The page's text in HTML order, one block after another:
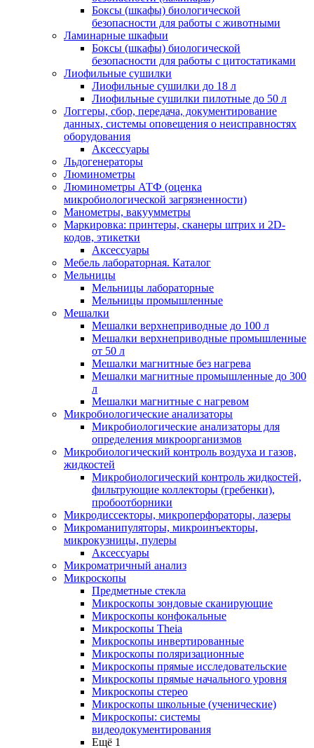
Боксы (шкафы) биологической
безопасности для работы с животными
Ламинарные шкафыи
Боксы (шкафы) биологической
безопасности для работы с цитостатиками
Лиофильные сушилки
Лиофильные сушилки до 18 л
Лиофильные сушилки пилотные до 50 л
Логгеры, сбор, передача, документирование
данных, системы оповещения о неисправностях
оборудования
Аксессуары
Льдогенераторы
Люминометры
Люминометры АТФ (оценка
микробиологической загрязненности)
Манометры, вакуумметры
Маркировка: принтеры, сканеры штрих и 2D-
кодов, этикетки
Аксессуары
Мебель лабораторная. Каталог
Мельницы
Мельницы лабораторные
Мельницы промышленные
Мешалки
Мешалки верхнеприводные до 100 л
Мешалки верхнеприводные промышленные
от 50 л
Мешалки магнитные без нагрева
Мешалки магнитные промышленные до 300
л
Мешалки магнитные с нагревом
Микробиологические анализаторы
Микробиологические анализаторы для
определения микроорганизмов
Микробиологический контроль воздуха и газов,
жидкостей
Микробиологический контроль жидкостей,
фильтрующие коллекторы (гребенки),
пробоотборники
Микродиссекторы, микроперфораторы, лазеры
Микроманипуляторы, микроинъекторы,
микрокузницы, пулеры
Аксессуары
Микроматричный анализ
Микроскопы
Предметные стекла
Микроскопы зондовые сканирующие
Микроскопы конфокальные
Микроскопы Theia
Микроскопы инвертированные
Микроскопы поляризационные
Микроскопы прямые исследовательские
Микроскопы прямые начального уровня
Микроскопы стерео
Микроскопы школьные (ученические)
Микроскопы: системы
видеодокументирования
Ещё 1